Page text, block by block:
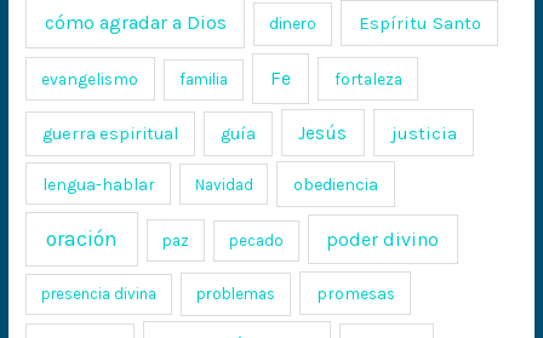
cómo agradar a Dios dinero Espíritu Santo
evangelismo familia Fe fortaleza
guerra espiritual guía Jesús justicia
lengua-hablar Navidad obediencia
oración paz pecado poder divino
presencia divina problemas promesas